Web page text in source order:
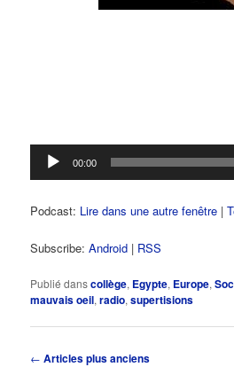
Lecteur
audio
00:00
Podcast: Lire dans une autre fenêtre |
Subscribe:Android | RSS
Publié danscollège, Egypte, Europe,
mauvais oeil,radio,supertisions
Navigation
← Articles plus anciens